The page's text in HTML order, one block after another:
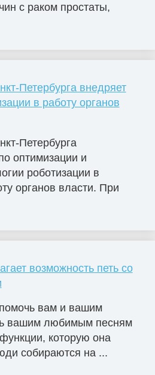
с раком простаты,
Петербурга внедряет
в работу органов
Петербурга
оптимизации и
роботизации в
органов власти. При
возможность петь со
вам и вашим
вашим любимым песням
которую она
собираются на ...